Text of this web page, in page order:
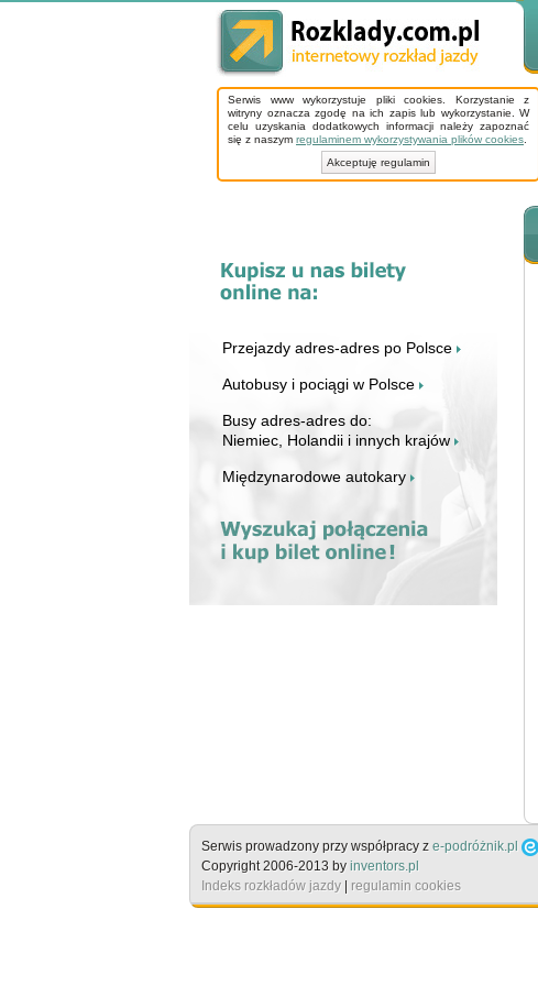
Serwis www wykorzystuje pliki cookies. Korzystanie z
witryny oznacza zgodę na ich zapis lub wykorzystanie. W
celu uzyskania dodatkowych informacji należy zapoznać
się z naszym regulaminem wykorzystywania plików cookies
Akceptuję regulamin
Przejazdy adres-adres po Polsce
Autobusy i pociągi w Polsce
Busy adres-adres do:
Niemiec, Holandii i innych krajów
Międzynarodowe autokary
Serwis prowadzony przy współpracy z e-podróżnik.pl
Copyright 2006-2013 by inventors.pl
Indeks rozkładów jazdy | regulamin cookies